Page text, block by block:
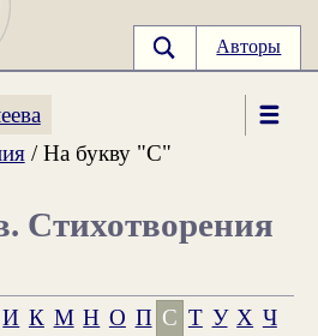
Авторы
/ На букву "С"
Стихотворения
И К М Н О П С Т У Х Ч